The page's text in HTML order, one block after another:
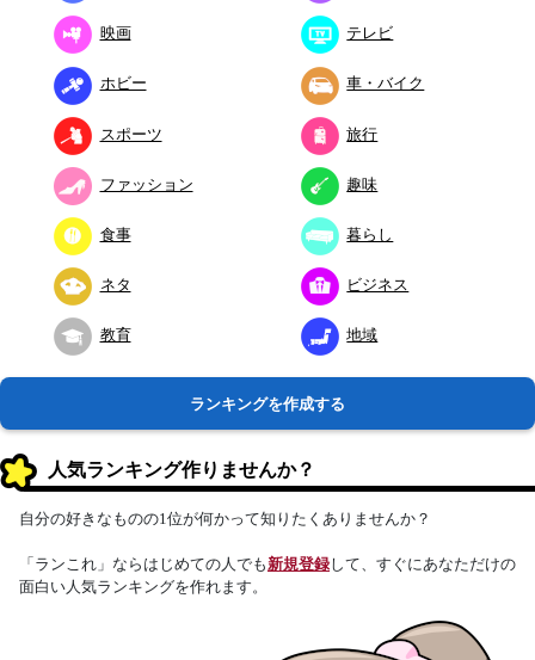
映画 テレビ
ホビー 車・バイク
スポーツ 旅行
ファッション 趣味
食事 暮らし
ネタ ビジネス
教育 地域
ランキングを作成する
人気ランキング作りませんか？
自分の好きなものの1位が何かって知りたくありませんか？
「ランこれ」ならはじめての人でも新規登録して、すぐにあなただけの
面白い人気ランキングを作れます。